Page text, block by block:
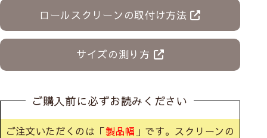
ロールスクリーンの取付け方法
サイズの測り方
ご購入前に必ずお読みください
ご注文いただくのは「製品幅 」です。スクリーンの